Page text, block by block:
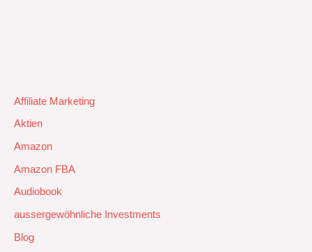
Affiliate Marketing
Aktien
Amazon
Amazon FBA
Audiobook
aussergewöhnliche Investments
Blog